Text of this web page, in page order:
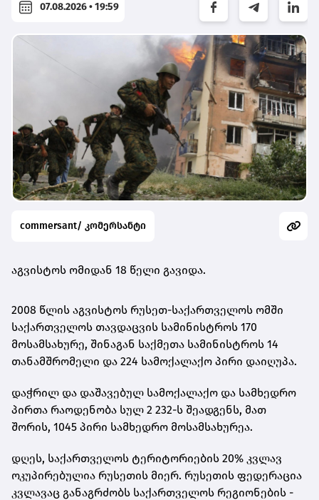
07.08.2026 • 19:59
commersant/ კომერსანტი
აგვისტოს ომიდან 18 წელი გავიდა.
2008 წლის აგვისტოს რუსეთ-საქართველოს ომში
საქართველოს თავდაცვის სამინისტროს 170
მოსამსახურე, შინაგან საქმეთა სამინისტროს 14
თანამშრომელი და 224 სამოქალაქო პირი დაიღუპა.
დაჭრილ და დაშავებულ სამოქალაქო და სამხედრო
პირთა რაოდენობა სულ 2 232-ს შეადგენს, მათ
შორის, 1045 პირი სამხედრო მოსამსახურეა.
დღეს, საქართველოს ტერიტორიების 20% კვლავ
ოკუპირებულია რუსეთის მიერ. რუსეთის ფედერაცია
კვლავაც განაგრძობს საქართველოს რეგიონების -